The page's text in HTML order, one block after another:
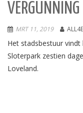
VERGUNNING
MRT 11, 2019
Het stadsbestuur
Sloterpark zestien
Loveland.